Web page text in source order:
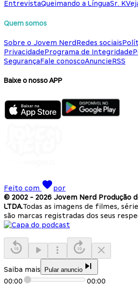
EntrevistaQueimando a LínguaSr. K
Quem somos
Sobre o Jovem NerdRedes sociais
PrivacidadePrograma de Integridade
SegurançaFale conoscoAnuncieRSS
Baixe o nosso APP
Feito com
por
© 2002 - 2026 Jovem Nerd Produção
LTDA.Todas as imagens de filmes,
são marcas registradas dos seus
Saiba mais Pular anuncio
00:00 00:00